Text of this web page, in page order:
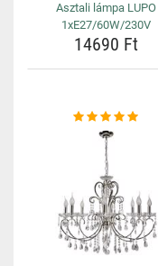
Asztali lámpa LUPO
1xE27/60W/230V
14690 Ft